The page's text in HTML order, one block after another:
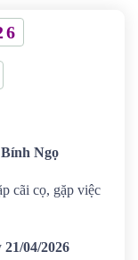
Bính Ngọ
cãi cọ, gặp việc
21/04/2026